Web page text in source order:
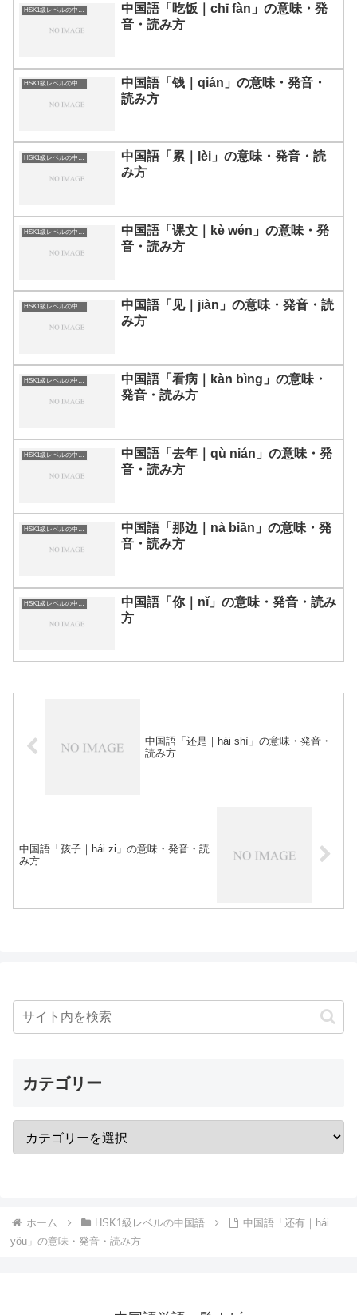
中国語「吃饭｜chī fàn」の意味・発
音・読み方
HSK1級レベルの中国語
中国語「钱｜qián」の意味・発音・
読み方
HSK1級レベルの中国語
中国語「累｜lèi」の意味・発音・読
み方
HSK1級レベルの中国語
中国語「课文｜kè wén」の意味・発
音・読み方
HSK1級レベルの中国語
中国語「见｜jiàn」の意味・発音・読
み方
HSK1級レベルの中国語
中国語「看病｜kàn bìng」の意味・
発音・読み方
HSK1級レベルの中国語
中国語「去年｜qù nián」の意味・発
音・読み方
中国語「那边｜nà biān」の意味・発
音・読み方
中国語「你｜nǐ」の意味・発音・読み
方
中国語「还是｜hái shì」の意味・発音・
読み方
中国語「孩子｜hái zi」の意味・発音・読
み方
カテゴリー
ホーム HSK1級レベルの中国語
中国語「还有｜hái
yǒu」の意味・発音・読み方